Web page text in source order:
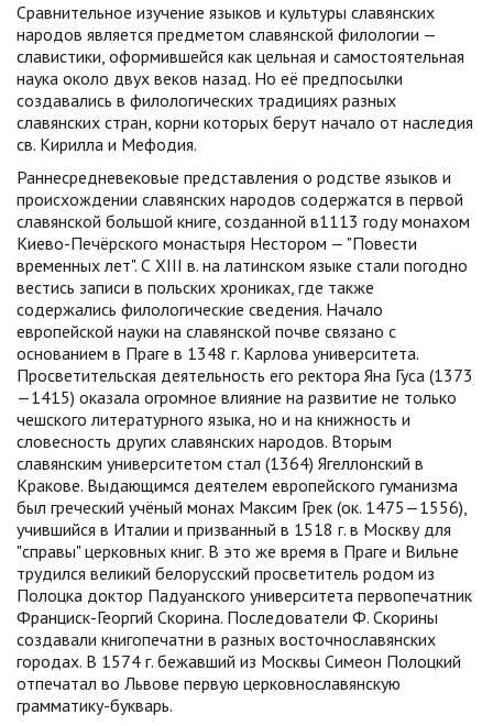
Сравнительное изучение языков и культуры славянских
народов является предметом славянской филологии —
славистики, оформившейся как цельная и самостоятельная
наука около двух веков назад. Но её предпосылки
создавались в филологических традициях разных
славянских стран, корни которых берут начало от наследия
св. Кирилла и Мефодия.
Раннесредневековые представления о родстве языков и
происхождении славянских народов содержатся в первой
славянской большой книге, созданной в1113 году монахом
Киево-Печёрского монастыря Нестором — "Повести
временных лет". С XIII в. на латинском языке стали погодно
вестись записи в польских хрониках, где также
содержались филологические сведения. Начало
европейской науки на славянской почве связано с
основанием в Праге в 1348 г. Карлова университета.
Просветительская деятельность его ректора Яна Гуса (1373
—1415) оказала огромное влияние на развитие не только
чешского литературного языка, но и на книжность и
словесность других славянских народов. Вторым
славянским университетом стал (1364) Ягеллонский в
Кракове. Выдающимся деятелем европейского гуманизма
был греческий учёный монах Максим Грек (ок. 1475—1556),
учившийся в Италии и призванный в 1518 г. в Москву для
"справы" церковных книг. В это же время в Праге и Вильне
трудился великий белорусский просветитель родом из
Полоцка доктор Падуанского университета первопечатник
Франциск-Георгий Скорина. Последователи Ф. Скорины
создавали книгопечатни в разных восточнославянских
городах. В 1574 г. бежавший из Москвы Симеон Полоцкий
отпечатал во Львове первую церковнославянскую
грамматику-букварь.